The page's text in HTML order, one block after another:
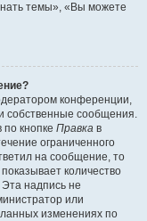
темы», «Вы можете
конференции,
собственные сообщения.
кнопке Правка в
ограниченного
на сообщение, то
количество
надпись не
или
изменениях по